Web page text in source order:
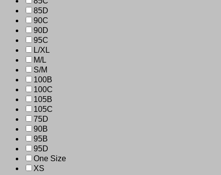
85D
90C
90D
95C
L/XL
M/L
S/M
100B
100C
105B
105C
75D
90B
95B
95D
One Size
XS